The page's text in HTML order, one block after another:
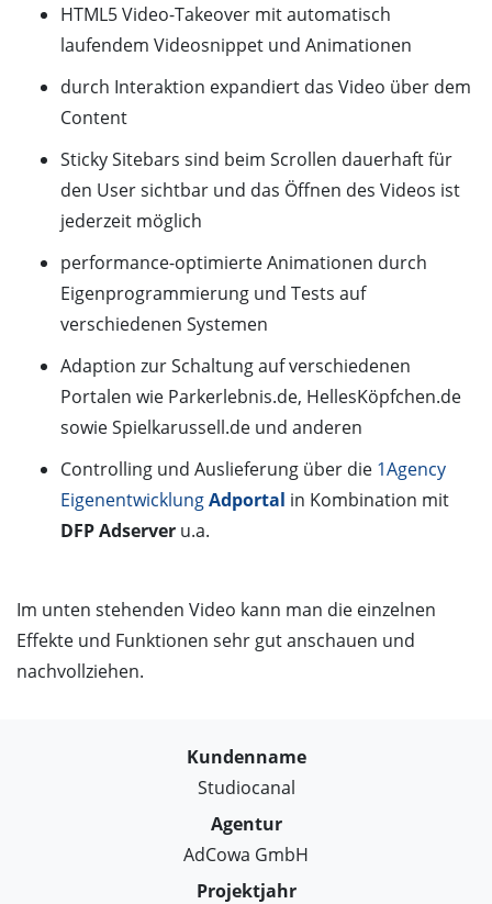
HTML5 Video-Takeover mit automatisch
laufendem Videosnippet und Animationen
durch Interaktion expandiert das Video über dem
Content
Sticky Sitebars sind beim Scrollen dauerhaft für
den User sichtbar und das Öffnen des Videos ist
jederzeit möglich
performance-optimierte Animationen durch
Eigenprogrammierung und Tests auf
verschiedenen Systemen
Adaption zur Schaltung auf verschiedenen
Portalen wie Parkerlebnis.de, HellesKöpfchen.de
sowie Spielkarussell.de und anderen
Controlling und Auslieferung über die 1Agency
EigenentwicklungAdportal in Kombination mit
DFP Adserver u.a.
Im unten stehenden Video kann man die einzelnen
Effekte und Funktionen sehr gut anschauen und
nachvollziehen.
Kundenname
Studiocanal
Agentur
AdCowa GmbH
Projektjahr